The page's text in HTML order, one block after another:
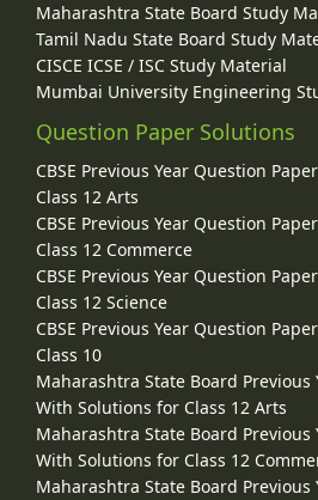
Maharashtra State Board Study
Tamil Nadu State Board Study
CISCE ICSE / ISC Study Material
Mumbai University Engineering
Question Paper Solutions
CBSE Previous Year Question
Class 12 Arts
CBSE Previous Year Question
Class 12 Commerce
CBSE Previous Year Question
Class 12 Science
CBSE Previous Year Question
Class 10
Maharashtra State Board Previous
With Solutions for Class 12 Arts
Maharashtra State Board Previous
With Solutions for Class 12
Maharashtra State Board Previous